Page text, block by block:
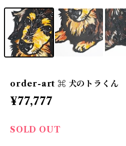
order-art ⌘ 犬のトラくん
¥77,777
SOLD OUT